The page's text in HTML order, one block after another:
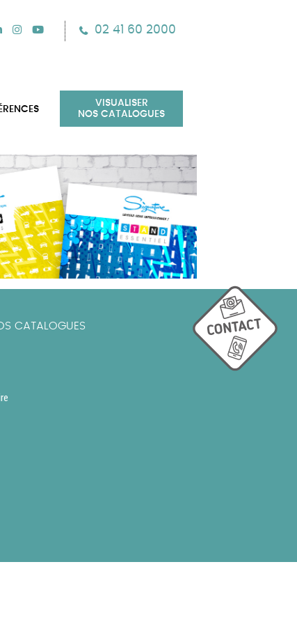
02 41 60 2000
VISUALISER
NOS CATALOGUES
CATALOGUES